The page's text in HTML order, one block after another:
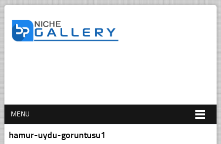
MENU
hamur-uydu-goruntusu1